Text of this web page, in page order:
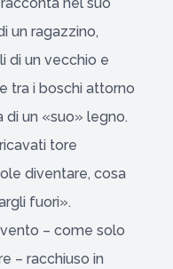
nel suo
un ragazzino,
di un vecchio e
tra i boschi attorno
di un «suo» legno.
tore
diventare, cosa
fuori».
– come solo
– racchiuso in